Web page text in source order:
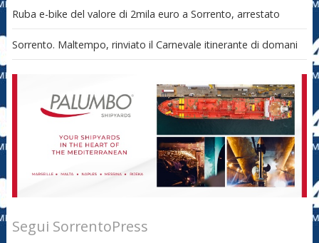
Ruba e-bike del valore di 2mila euro a Sorrento, arrestato
Sorrento. Maltempo, rinviato il Carnevale itinerante di domani
Segui SorrentoPress